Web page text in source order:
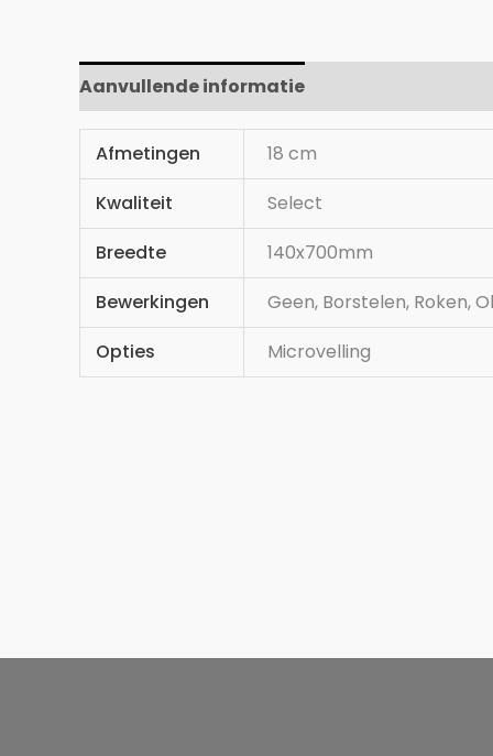
Aanvullende informatie
Afmetingen
18 cm
Kwaliteit
Select
Breedte
140x700mm
Bewerkingen
Geen, Borstelen, Roken,
Opties
Microvelling